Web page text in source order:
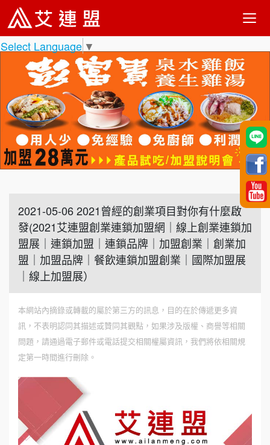
Select Language ▼
2021-05-06 2021曾經的創業項目對你有什麼啟
發(2021艾連盟創業連鎖加盟網｜線上創業連鎖加
盟展｜連鎖加盟｜連鎖品牌｜加盟創業｜創業加
盟｜加盟品牌｜餐飲連鎖加盟創業｜國際加盟展
｜線上加盟展）
本網站內摘錄或轉載的屬於第三方的訊息，目的在於傳遞更多資
訊，不表明認同其描述或贊同其觀點，如果涉及版權、商譽等相關
問題，請通過電子郵件或電話提交相關權屬資訊，我們將依相關規
定第一時間進行刪除。